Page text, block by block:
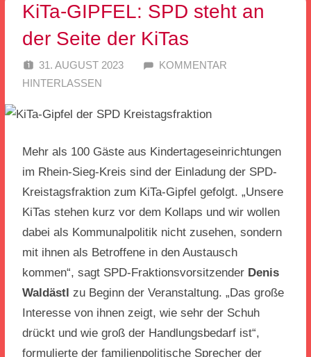
KiTa-GIPFEL: SPD steht an
der Seite der KiTas
31. AUGUST 2023 SPD EITORF
KOMMENTAR
HINTERLASSEN
Mehr als 100 Gäste aus Kindertageseinrichtungen
im Rhein-Sieg-Kreis sind der Einladung der SPD-
Kreistagsfraktion zum KiTa-Gipfel gefolgt. „Unsere
KiTas stehen kurz vor dem Kollaps und wir wollen
dabei als Kommunalpolitik nicht zusehen, sondern
mit ihnen als Betroffene in den Austausch
kommen“, sagt SPD-Fraktionsvorsitzender Denis
Waldästl zu Beginn der Veranstaltung. „Das große
Interesse von ihnen zeigt, wie sehr der Schuh
drückt und wie groß der Handlungsbedarf ist“,
formulierte der familienpolitische Sprecher der